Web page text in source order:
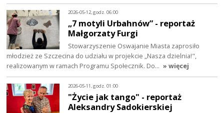
2026-05-12, godz. 06:00
„7 motyli Urbahnów” - reportaż
Małgorzaty Furgi
Stowarzyszenie Oswajanie Miasta zaprosiło
młodzież ze Szczecina do udziału w projekcie „Nasza dzielnia!",
realizowanym w ramach Programu Społecznik. Do… » więcej
2026-05-11, godz. 01:00
"Życie jak tango" - reportaż
Aleksandry Sadokierskiej